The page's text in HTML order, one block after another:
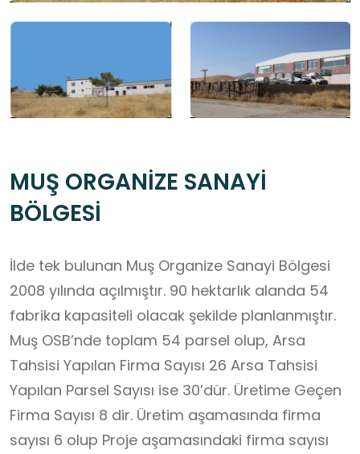
MUŞ ORGANİZE SANAYİ
BÖLGESİ
İlde tek bulunan Muş Organize Sanayi Bölgesi
2008 yılında açılmıştır. 90 hektarlık alanda 54
fabrika kapasiteli olacak şekilde planlanmıştır.
Muş OSB’nde toplam 54 parsel olup, Arsa
Tahsisi Yapılan Firma Sayısı 26 Arsa Tahsisi
Yapılan Parsel Sayısı ise 30’dür. Üretime Geçen
Firma Sayısı 8 dir. Üretim aşamasında firma
sayısı 6 olup Proje aşamasındaki firma sayısı